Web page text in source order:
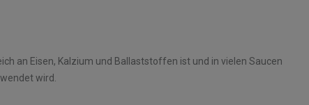
an Eisen, Kalzium und Ballaststoffen ist und in vielen Saucen
wird.